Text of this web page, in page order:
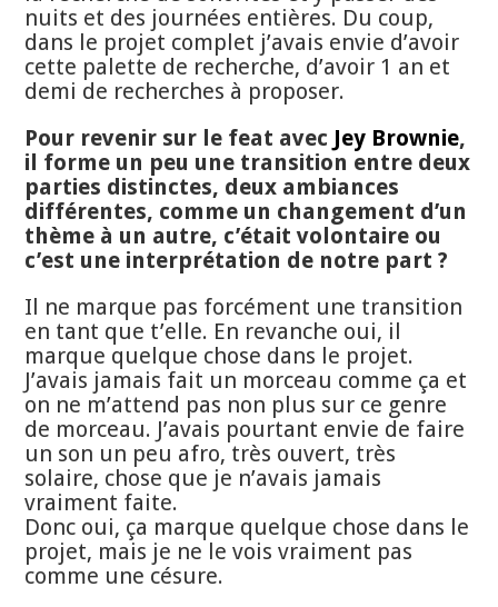
nuits et des journées entières. Du coup,
dans le projet complet j’avais envie d’avoir
cette palette de recherche, d’avoir 1 an et
demi de recherches à proposer.
Pour revenir sur le feat avec Jey Brownie,
il forme un peu une transition entre deux
parties distinctes, deux ambiances
différentes, comme un changement d’un
thème à un autre, c’était volontaire ou
c’est une interprétation de notre part ?
Il ne marque pas forcément une transition
en tant que t’elle. En revanche oui, il
marque quelque chose dans le projet.
J’avais jamais fait un morceau comme ça et
on ne m’attend pas non plus sur ce genre
de morceau. J’avais pourtant envie de faire
un son un peu afro, très ouvert, très
solaire, chose que je n’avais jamais
vraiment faite.
Donc oui, ça marque quelque chose dans le
projet, mais je ne le vois vraiment pas
comme une césure.